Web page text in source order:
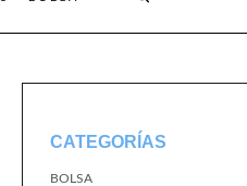
CATEGORÍAS
BOLSA